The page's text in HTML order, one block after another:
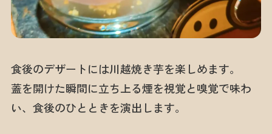
食後のデザートには川越焼き芋を楽しめます。
蓋を開けた瞬間に立ち上る煙を視覚と嗅覚で味わ
い、食後のひとときを演出します。